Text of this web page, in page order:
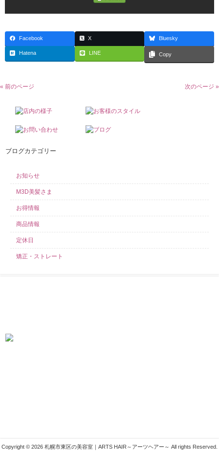
Facebook X Bluesky
Hatena LINE Copy
« 前のページ 次のページ »
ブログカテゴリー
お知らせ
M3D美髪さま
お得情報
商品情報
定休日
矯正・ストレート
Copyright © 2026 札幌市東区の美容室｜ARTS HAIR～アーツヘアー～ All rights Reserved.